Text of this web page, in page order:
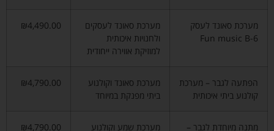
מערכת סאונד לעסק
Fun music B-6
מערכת סאונד לעסקים
ולחנויות איכותית
למוזיקת אווירה ייחודית
₪4,490.00
הפתעה לגבר – מערכת
קולנוע ביתי איכותית
מערכת סאונד וקולנוע
ביתי מפנקת במיוחד
₪4,790.00
מתנה מיוחדת לגבר –
מערכת שמע וקולנוע
₪4,790.00